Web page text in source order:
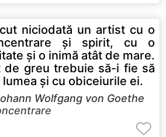
niciodată un artist cu o
şi spirit, cu o
şi o inimă atât de mare.
de greu trebuie să-i fie să
şi cu obiceiurile ei.
Wolfgang von Goethe